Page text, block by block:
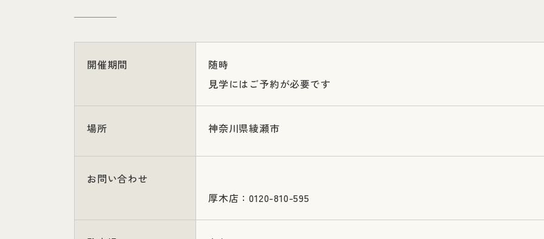
開催期間
随時
見学にはご予約が必要です
場所 神奈川県綾瀬市
お問い合わせ
厚木店：0120-810-595